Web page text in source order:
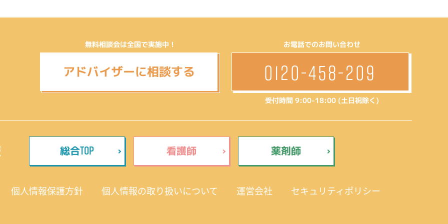
無料相談会は全国で実施中！
アドバイザーに相談する
お電話でのお問い合わせ
0120-458-209
受付時間 9:00-18:00 (土日祝除く)
総合TOP 看護師 薬剤師
個人情報保護方針 個人情報の取り扱いについて 運営会社 セキュリティポリシー